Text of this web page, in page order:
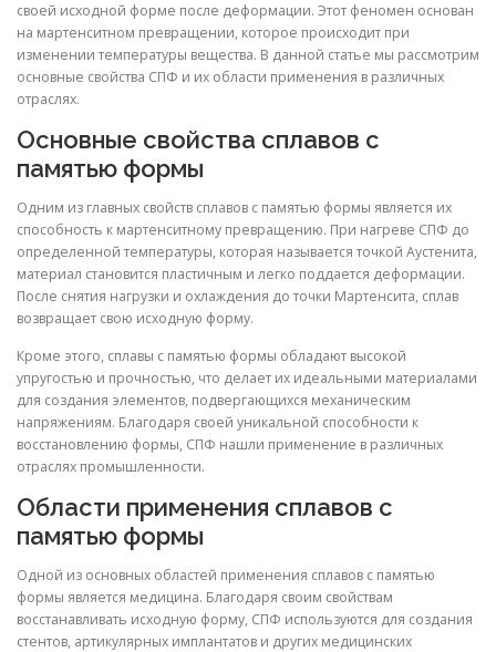
своей исходной форме после деформации. Этот феномен основан
на мартенситном превращении, которое происходит при
изменении температуры вещества. В данной статье мы рассмотрим
основные свойства СПФ и их области применения в различных
отраслях.
Основные свойства сплавов с
памятью формы
Одним из главных свойств сплавов с памятью формы является их
способность к мартенситному превращению. При нагреве СПФ до
определенной температуры, которая называется точкой Аустенита,
материал становится пластичным и легко поддается деформации.
После снятия нагрузки и охлаждения до точки Мартенсита, сплав
возвращает свою исходную форму.
Кроме этого, сплавы с памятью формы обладают высокой
упругостью и прочностью, что делает их идеальными материалами
для создания элементов, подвергающихся механическим
напряжениям. Благодаря своей уникальной способности к
восстановлению формы, СПФ нашли применение в различных
отраслях промышленности.
Области применения сплавов с
памятью формы
Одной из основных областей применения сплавов с памятью
формы является медицина. Благодаря своим свойствам
восстанавливать исходную форму, СПФ используются для создания
стентов, артикулярных имплантатов и других медицинских